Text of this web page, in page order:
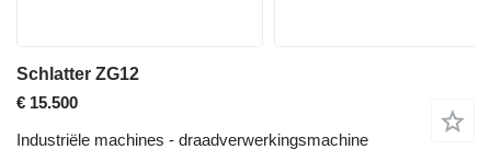
Schlatter ZG12
€ 15.500
Industriële machines - draadverwerkingsmachine